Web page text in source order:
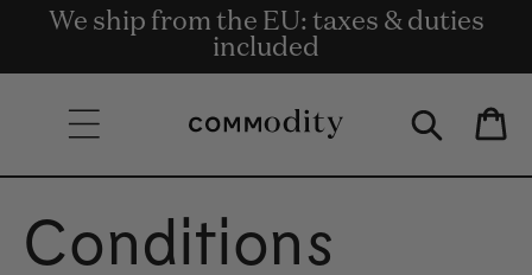
Skip to content
Livraison gratuite à partir de 135 €
d'achat.
We ship from the EU: taxes & duties
included
Get rewards for shopping with
Commodity.Circle
Bag
Conditions